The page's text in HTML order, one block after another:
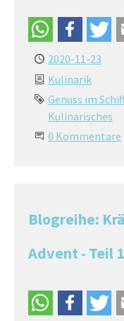
2020-11-23
Kulinarik
Genuss im
Kulinarisches
0 Kommentare
Blogreihe:
Advent - Teil 1